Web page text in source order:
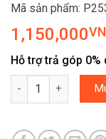
Mã sản phẩm:
1,150,000
Hỗ trợ trả góp 0%
Nồi áp suất cơ